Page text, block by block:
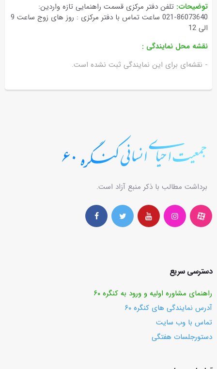
توضیحات: تلفن دفتر مرکزی قسمت راهنمایی تازه واردین:
86073640-021 ساعت تماس با دفتر مرکزی : روز های زوج ساعت 9
الی 12
نقشه محل نمایندگی :
- نقشه‌ای برای این نمایندگی ثبت نشده است.
برداشت مطالب با ذکر منبع آزاد است.
دسترسی سریع
راهنمای مشاوره اولیه و ورود به کنگره ۶۰
آدرس نمایندگی های کنگره ۶۰
تماس با وب ‌سایت
دستورجلسات هفتگی